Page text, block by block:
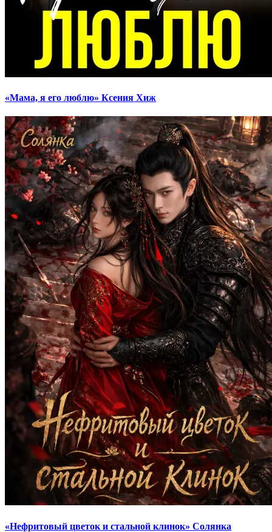
«Мама, я его люблю» Ксения Хиж
«Нефритовый цветок и стальной клинок» Солянка